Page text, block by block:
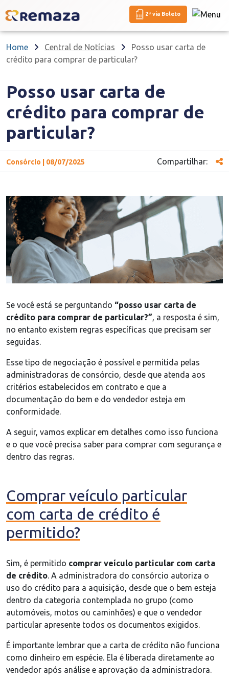
2ª via Boleto
Home Central de Notícias
Posso usar carta de
crédito para comprar de particular?
Posso usar carta de
crédito para comprar de
particular?
Consórcio | 08/07/2025 Compartilhar:
Se você está se perguntando “posso usar carta de
crédito para comprar de particular?”, a resposta é sim,
no entanto existem regras específicas que precisam ser
seguidas.
Esse tipo de negociação é possível e permitida pelas
administradoras de consórcio, desde que atenda aos
critérios estabelecidos em contrato e que a
documentação do bem e do vendedor esteja em
conformidade.
A seguir, vamos explicar em detalhes como isso funciona
e o que você precisa saber para comprar com segurança e
dentro das regras.
Comprar veículo particular
com carta de crédito é
permitido?
Sim, é permitido comprar veículo particular com carta
de crédito. A administradora do consórcio autoriza o
uso do crédito para a aquisição, desde que o bem esteja
dentro da categoria contemplada no grupo (como
automóveis, motos ou caminhões) e que o vendedor
particular apresente todos os documentos exigidos.
É importante lembrar que a carta de crédito não funciona
como dinheiro em espécie. Ela é liberada diretamente ao
vendedor após análise e aprovação da administradora.